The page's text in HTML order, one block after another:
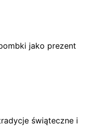
jako prezent
świąteczne i